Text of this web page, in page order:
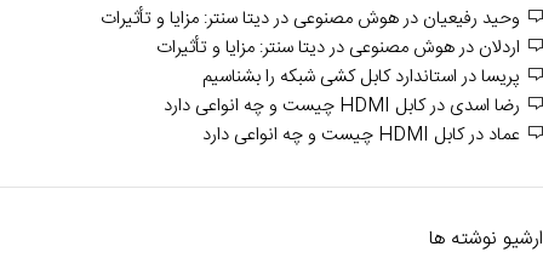
وحید رفیعیان درهوش مصنوعی در دیتا سنتر: مزایا و تأثیرات
اردلان درهوش مصنوعی در دیتا سنتر: مزایا و تأثیرات
پریسادر استاندارد کابل کشی شبکه را بشناسیم
رضا اسدی درکابل HDMI چیست و چه انواعی دارد
عماد درکابل HDMI چیست و چه انواعی دارد
ارشیو نوشته ها